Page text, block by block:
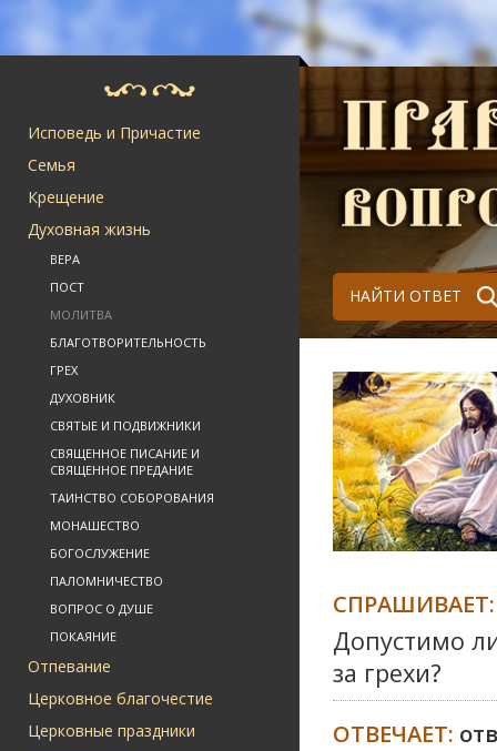
Исповедь и Причастие
Семья
Крещение
Духовная жизнь
ВЕРА
ПОСТ
МОЛИТВА
БЛАГОТВОРИТЕЛЬНОСТЬ
ГРЕХ
ДУХОВНИК
СВЯТЫЕ И ПОДВИЖНИКИ
СВЯЩЕННОЕ ПИСАНИЕ И
СВЯЩЕННОЕ ПРЕДАНИЕ
ТАИНСТВО СОБОРОВАНИЯ
МОНАШЕСТВО
БОГОСЛУЖЕНИЕ
ПАЛОМНИЧЕСТВО
ВОПРОС О ДУШЕ
ПОКАЯНИЕ
Отпевание
Церковное благочестие
Церковные праздники
НАЙТИ ОТВЕТ
СПРАШИВАЕТ:
Допустимо
за грехи?
ОТВЕЧАЕТ: